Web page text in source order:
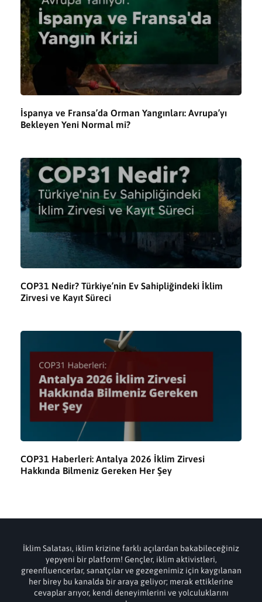
İspanya ve Fransa’da Orman Yangınları: Avrupa’yı
Bekleyen Yeni Normal mi?
COP31 Nedir? Türkiye’nin Ev Sahipliğindeki İklim
Zirvesi ve Kayıt Süreci
COP31 Haberleri: Antalya 2026 İklim Zirvesi
Hakkında Bilmeniz Gereken Her Şey
İklim Salatası, iklim krizine farklı açılardan bakabileceğiniz
yepyeni bir platform! Gençler, iklim aktivistleri,
greenfluencerlar, sanatçılar ve gezegenimiz için kaygılanan
her birey bu kanalda bir araya geliyor; merak ettiklerine
cevaplar arıyor, kendi deneyimlerini ve yolculuklarını